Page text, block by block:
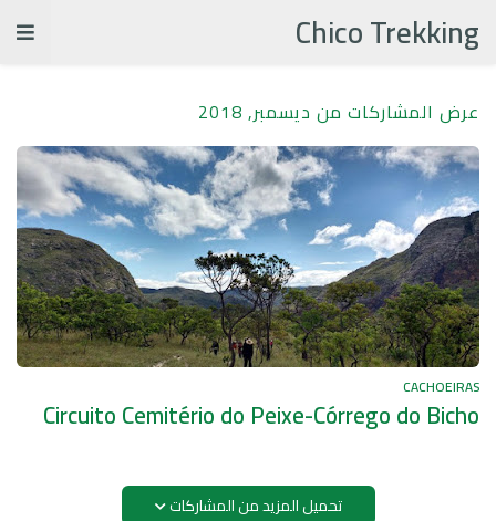
Chico Trekking
عرض المشاركات من ديسمبر, 2018
CACHOEIRAS
Circuito Cemitério do Peixe-Córrego do Bicho
تحميل المزيد من المشاركات